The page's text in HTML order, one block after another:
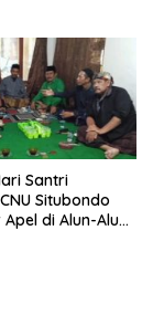
Santri
Situbondo
di Alun-Alun